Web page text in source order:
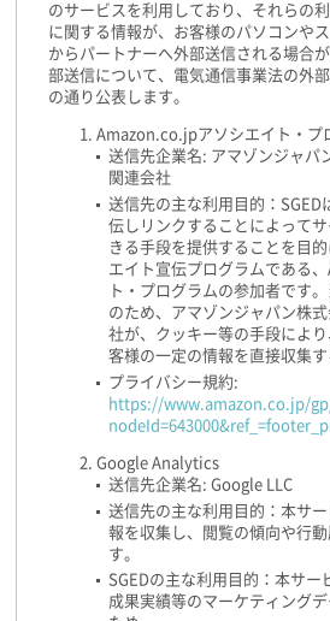
のサービスを利用しており、それらの
に関する情報が、お客様のパソコンや
からパートナーへ外部送信される場合
部送信について、電気通信事業法の外
の通り公表します。
Amazon.co.jpアソシエイト・プ
送信先企業名: アマゾンジャパ
関連会社
送信先の主な利用目的：
伝しリンクすることによって
きる手段を提供することを目
エイト宣伝プログラムである
ト・プログラムの参加者です
のため、アマゾンジャパン株
社が、クッキー等の手段によ
客様の一定の情報を直接収集す
プライバシー規約:
https://www.amazon.co.jp/
Google Analytics
送信先企業名: Google LLC
送信先の主な利用目的：本サ
報を収集し、閲覧の傾向や行
す。
SGEDの主な利用目的：本サー
成果実績等のマーケティング